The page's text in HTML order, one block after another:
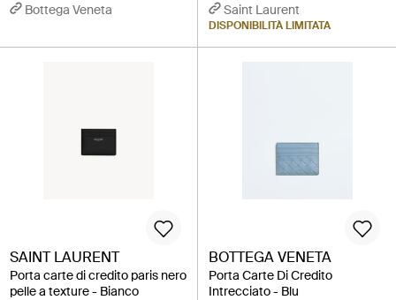
Bottega Veneta Saint Laurent
DISPONIBILITÀ LIMITATA
SAINT LAURENT
Porta carte di credito paris nero
pelle a texture - Bianco
BOTTEGA VENETA
Porta Carte Di Credito
Intrecciato - Blu